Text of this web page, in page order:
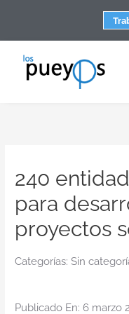
contenido
Apoyo
240
para
proyectos
Categorías: Sin
Publicado En: 6 marzo